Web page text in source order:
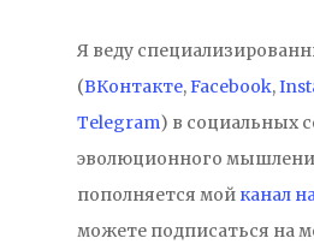
Я веду
(ВКонтакте,Facebook,
Telegram) в социальных
эволюционного
пополняется мой канал
можете подписаться на